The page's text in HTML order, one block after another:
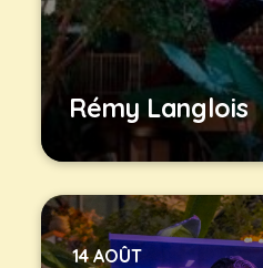
Rémy Langlois
14 AOÛT